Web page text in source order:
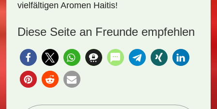
vielfältigen Aromen Haitis!
Diese Seite an Freunde empfehlen